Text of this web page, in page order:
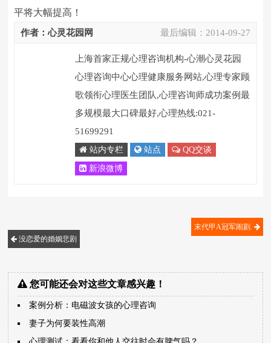
平将大幅提高！
最后编辑： 2014-09-27
作者：心灵花园网
上海首家正规心理咨询机构-心潮心灵花园
心理咨询中心心理健康服务网站,心理专家顾
歌领衔心理医生团队,心理咨询师成功案例最
多规模最大口碑最好,心理热线:021-
51699291
站内专栏 站点 QQ交谈
新浪微博
没恋爱的婚姻悲剧
末代甲A冠军闹剧.
您可能还会对这些文章感兴趣！
案例分析：电磁波女孩的心理咨询
妻子为何要装性高潮